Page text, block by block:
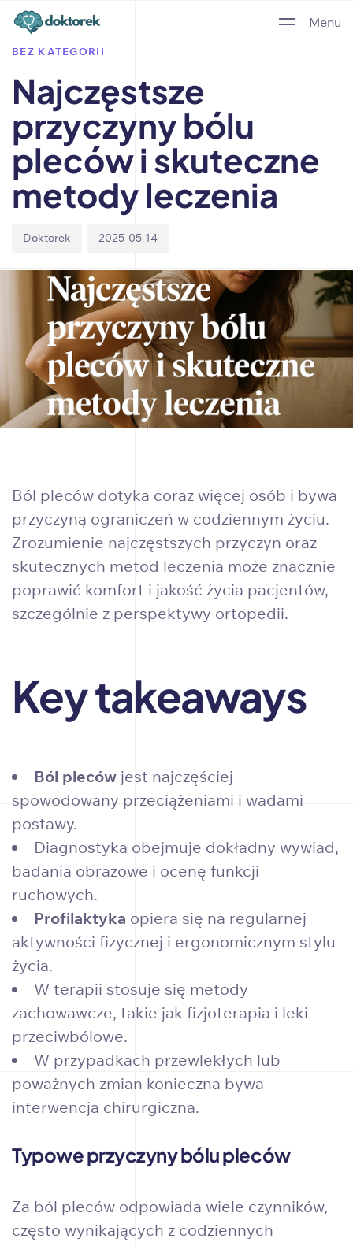
Menu
PUBLISHED
BEZ KATEGORII
Najczęstsze
przyczyny bólu
pleców i skuteczne
metody leczenia
Author
Doktorek
Published
2025-05-14
Ból pleców dotyka coraz więcej osób i bywa
przyczyną ograniczeń w codziennym życiu.
Zrozumienie najczęstszych przyczyn oraz
skutecznych metod leczenia może znacznie
poprawić komfort i jakość życia pacjentów,
szczególnie z perspektywy ortopedii.
Key takeaways
Ból pleców jest najczęściej
spowodowany przeciążeniami i wadami
postawy.
Diagnostyka obejmuje dokładny wywiad,
badania obrazowe i ocenę funkcji
ruchowych.
Profilaktyka opiera się na regularnej
aktywności fizycznej i ergonomicznym stylu
życia.
W terapii stosuje się metody
zachowawcze, takie jak fizjoterapia i leki
przeciwbólowe.
W przypadkach przewlekłych lub
poważnych zmian konieczna bywa
interwencja chirurgiczna.
Typowe przyczyny bólu pleców
Za ból pleców odpowiada wiele czynników,
często wynikających z codziennych